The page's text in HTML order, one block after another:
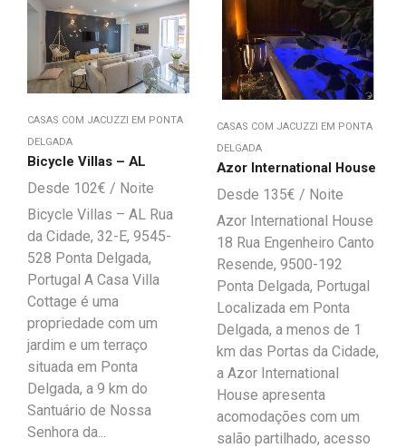
CASAS COM JACUZZI EM PONTA
DELGADA
Bicycle Villas – AL
102€
Bicycle Villas – AL Rua
da Cidade, 32-E, 9545-
528 Ponta Delgada,
Portugal A Casa Villa
Cottage é uma
propriedade com um
jardim e um terraço
situada em Ponta
Delgada, a 9 km do
Santuário de Nossa
Senhora da...
CASAS COM JACUZZI EM PONTA
DELGADA
Azor International House
135€
Azor International House
18 Rua Engenheiro Canto
Resende, 9500-192
Ponta Delgada, Portugal
Localizada em Ponta
Delgada, a menos de 1
km das Portas da Cidade,
a Azor International
House apresenta
acomodações com um
salão partilhado, acesso